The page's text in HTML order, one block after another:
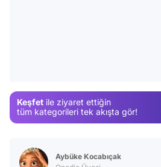
Keşfet ile ziyaret ettiğin
tüm kategorileri tek akışta gör!
Aybüke Kocabıçak